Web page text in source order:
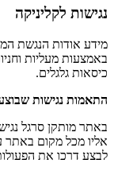
נגישות לקליניקה
מידע אודות הנגשת
באמצעות מעליות
כיסאות גלגלים.
התאמות נגישות
אליו מכל מקום באתר
לבצע דרכו את